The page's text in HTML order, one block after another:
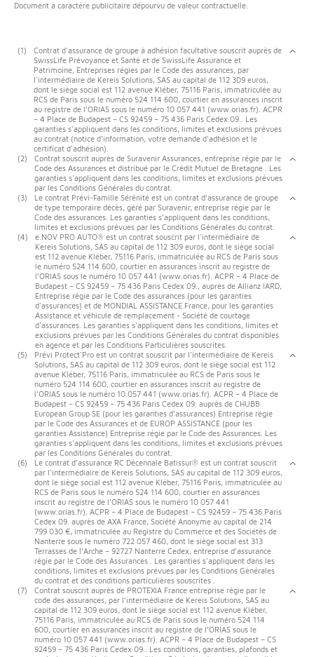
Document à caractère publicitaire dépourvu de valeur contractuelle.
(1)
Contrat d'assurance de groupe à adhésion facultative souscrit auprès de
SwissLife Prévoyance et Santé et de SwissLife Assurance et
Patrimoine, Entreprises régies par le Code des assurances, par
l'intermédiaire de Kereis Solutions, SAS au capital de 112 309 euros,
dont le siège social est 112 avenue Kléber, 75116 Paris, immatriculée au
RCS de Paris sous le numéro 524 114 600, courtier en assurances inscrit
au registre de l’ORIAS sous le numéro 10 057 441 (www.orias.fr). ACPR
– 4 Place de Budapest – CS 92459 – 75 436 Paris Cedex 09.. Les
garanties s'appliquent dans les conditions, limites et exclusions prévues
au contrat (notice d'information, votre demande d'adhésion et le
certificat d'adhésion).
(2)
Contrat souscrit auprès de Suravenir Assurances, entreprise régie par le
Code des Assurances et distribué par le Crédit Mutuel de Bretagne . Les
garanties s'appliquent dans les conditions, limites et exclusions prévues
par les Conditions Générales du contrat.
(3)
Le contrat Prévi-Famille Sérénité est un contrat d’assurance de groupe
de type temporaire décès, géré par Suravenir, entreprise régie par le
Code des assurances. Les garanties s’appliquent dans les conditions,
limites et exclusions prévues par les Conditions Générales du contrat.
(4)
e.NOV PRO AUTO® est un contrat souscrit par l'intermédiaire de
Kereis Solutions, SAS au capital de 112 309 euros, dont le siège social
est 112 avenue Kléber, 75116 Paris, immatriculée au RCS de Paris sous
le numéro 524 114 600, courtier en assurances inscrit au registre de
l’ORIAS sous le numéro 10 057 441 (www.orias.fr). ACPR – 4 Place de
Budapest – CS 92459 – 75 436 Paris Cedex 09., auprès de Allianz IARD,
Entreprise régie par le Code des assurances (pour les garanties
d'assurances) et de MONDIAL ASSISTANCE France, pour les garanties
Assistance et véhicule de remplacement - Société de courtage
d'assurances. Les garanties s'appliquent dans les conditions, limites et
exclusions prévues par les Conditions Générales du contrat disponibles
en agence et par les Conditions Particulières souscrites.
(5)
Prévi Protect'Pro est un contrat souscrit par l'intermédiaire de Kereis
Solutions, SAS au capital de 112 309 euros, dont le siège social est 112
avenue Kléber, 75116 Paris, immatriculée au RCS de Paris sous le
numéro 524 114 600, courtier en assurances inscrit au registre de
l’ORIAS sous le numéro 10 057 441 (www.orias.fr). ACPR – 4 Place de
Budapest – CS 92459 – 75 436 Paris Cedex 09. auprès de CHUBB
European Group SE (pour les garanties d’assurances) Entreprise régie
par le Code des Assurances et de EUROP ASSISTANCE (pour les
garanties Assistance) Entreprise régie par le Code des Assurances. Les
garanties s'appliquent dans les conditions, limites et exclusions prévues
par les Conditions Générales du contrat.
(6)
Le contrat d’assurance RC Décennale Batissur® est un contrat souscrit
par l'intermédiaire de Kereis Solutions, SAS au capital de 112 309 euros,
dont le siège social est 112 avenue Kléber, 75116 Paris, immatriculée au
RCS de Paris sous le numéro 524 114 600, courtier en assurances
inscrit au registre de l’ORIAS sous le numéro 10 057 441
(www.orias.fr). ACPR – 4 Place de Budapest – CS 92459 – 75 436 Paris
Cedex 09. auprès de AXA France, Société Anonyme au capital de 214
799 030 €, immatriculée au Registre du Commerce et des Sociétés de
Nanterre sous le numéro 722 057 460, dont le siège social est 313
Terrasses de l’Arche – 92727 Nanterre Cedex, entreprise d’assurance
régie par le Code des Assurances . Les garanties s'appliquent dans les
conditions, limites et exclusions prévues par les Conditions Générales
du contrat et des conditions particulières souscrites .
(7)
Contrat souscrit auprès de PROTEXIA France entreprise régie par le
code des assurances, par l’intermédiaire de Kereis Solutions, SAS au
capital de 112 309 euros, dont le siège social est 112 avenue Kléber,
75116 Paris, immatriculée au RCS de Paris sous le numéro 524 114
600, courtier en assurances inscrit au registre de l’ORIAS sous le
numéro 10 057 441 (www.orias.fr). ACPR – 4 Place de Budapest – CS
92459 – 75 436 Paris Cedex 09.. Les conditions, garanties, plafonds et